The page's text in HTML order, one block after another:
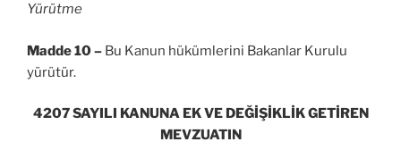
Yürütme
Madde 10 – Bu Kanun hükümlerini Bakanlar Kurulu
yürütür.
4207 SAYILI KANUNA EK VE DEĞİŞİKLİK GETİREN
MEVZUATIN